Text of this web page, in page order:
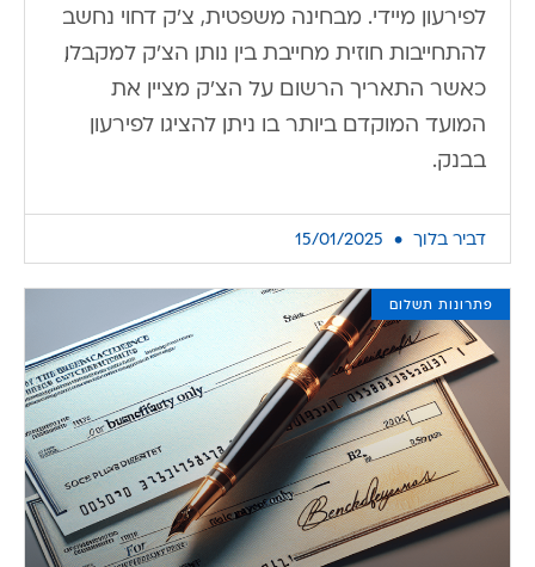
לפירעון מיידי. מבחינה משפטית, צ'ק דחוי נחשב
להתחייבות חוזית מחייבת בין נותן הצ'ק למקבלו,
כאשר התאריך הרשום על הצ'ק מציין את
המועד המוקדם ביותר בו ניתן להציגו לפירעון
בבנק.
דביר בלוך
פתרונות תשלום